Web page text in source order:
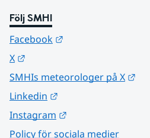
Följ SMHI
Facebook
X
SMHIs meteorologer på X
Linkedin
Instagram
Policy för sociala medier